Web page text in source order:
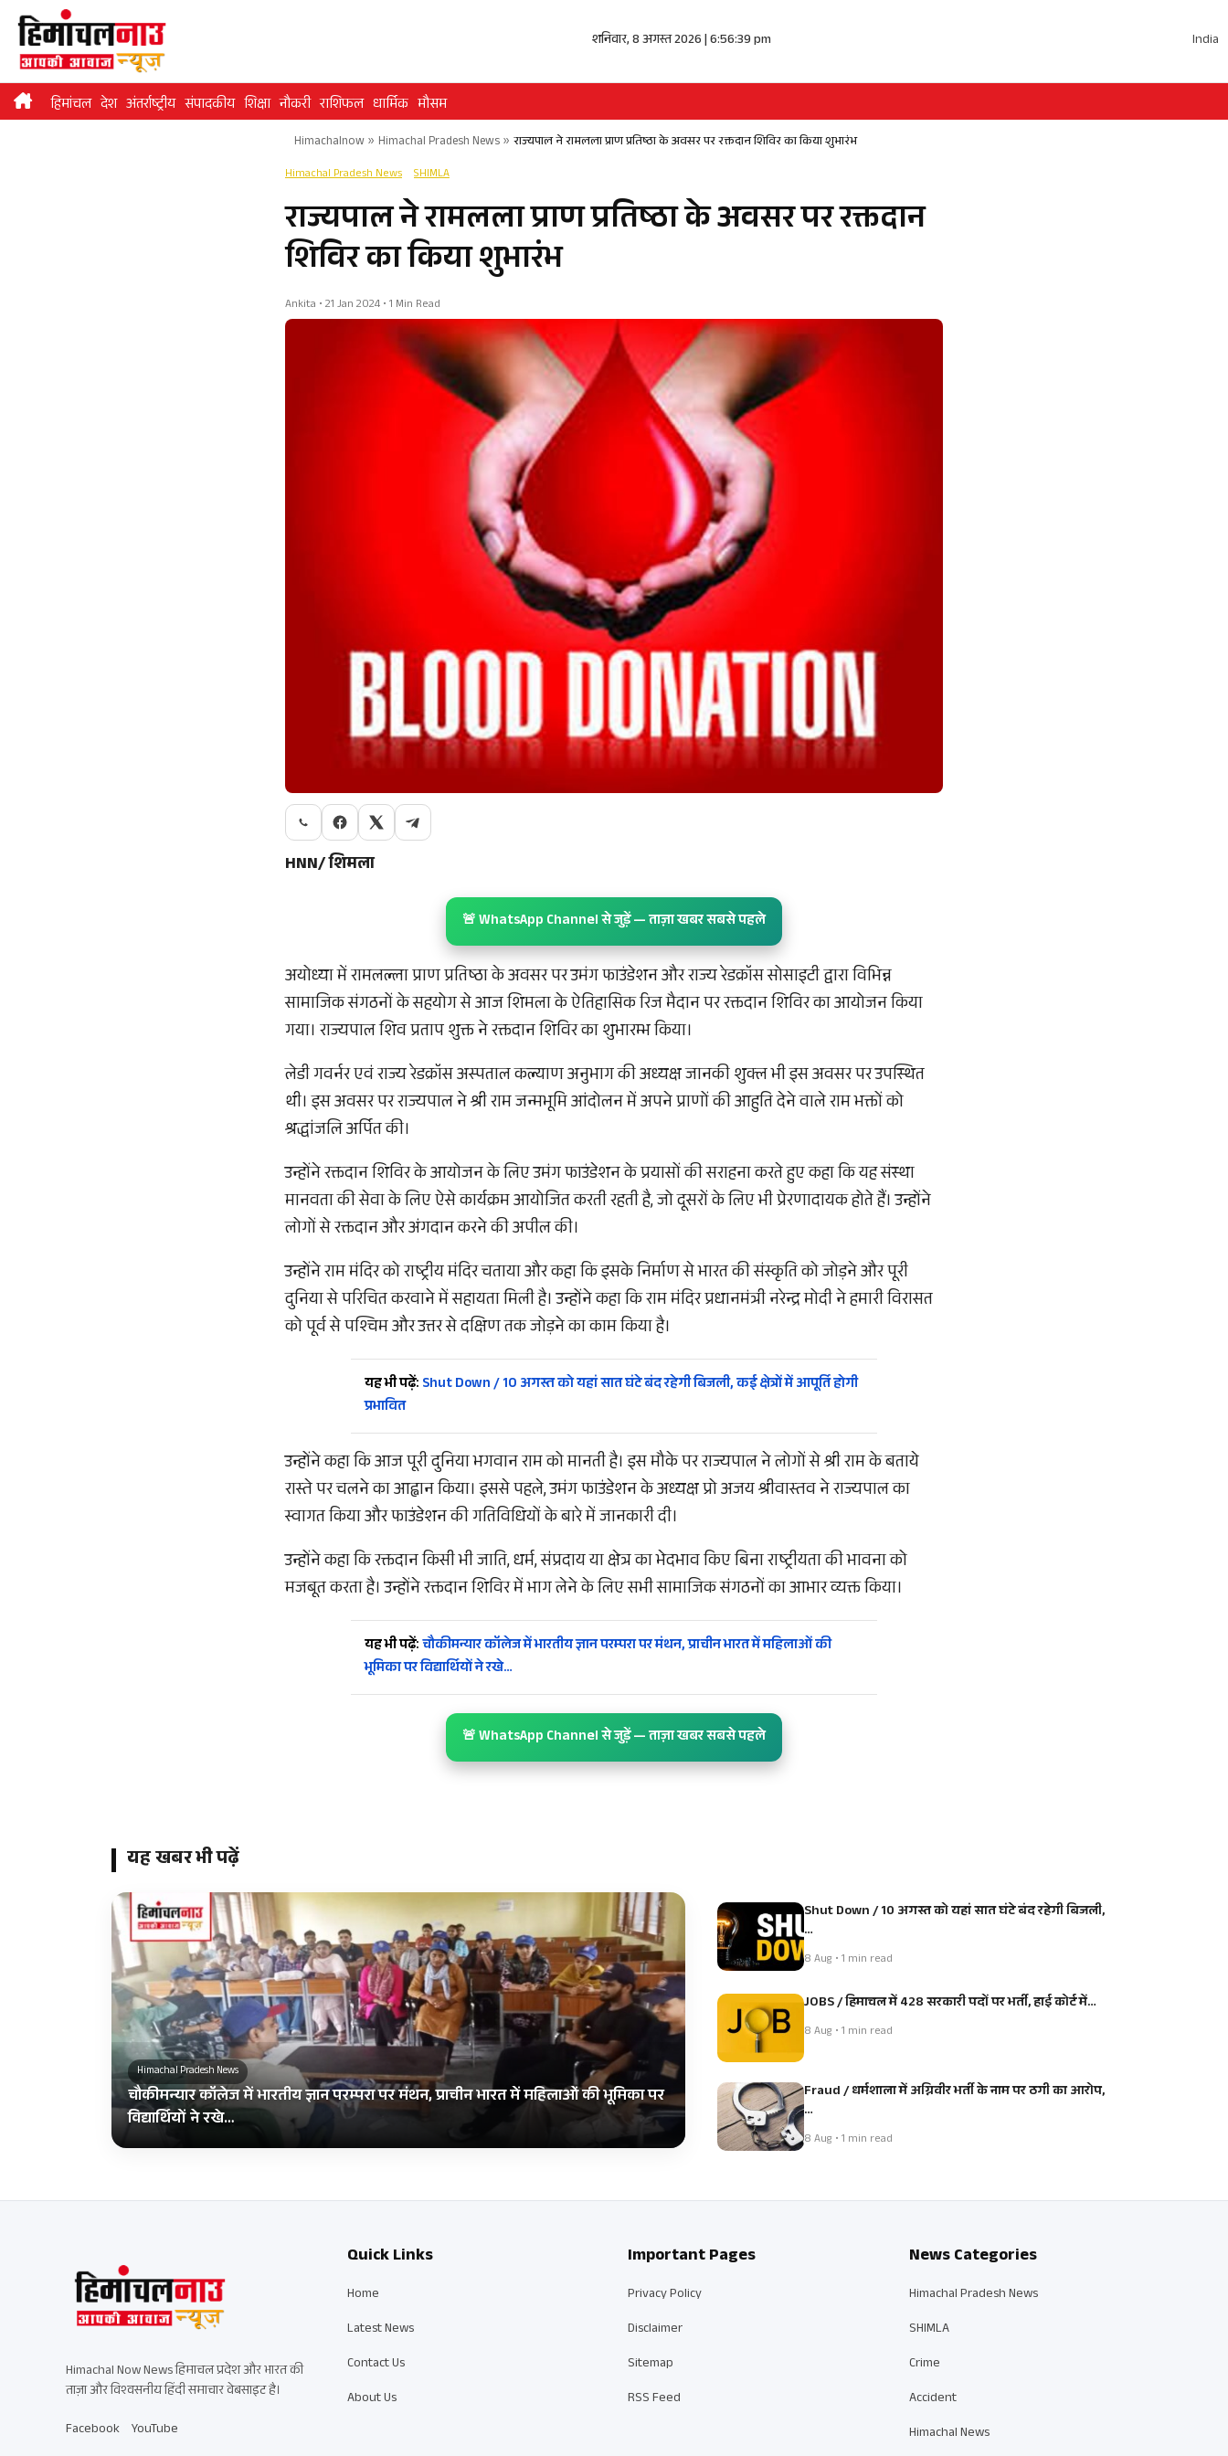
Skip
content
शनिवार, 8 अगस्त 2026 | 6:56:39 pm India
हिमांचल देश अंतर्राष्ट्रीय संपादकीय शिक्षा नौकरी राशिफल धार्मिक मौसम
Himachalnow» Himachal Pradesh News» राज्यपाल ने रामलला प्राण प्रतिष्ठा के अवसर पर रक्तदान शिविर का किया शुभारंभ
Himachal Pradesh News SHIMLA
राज्यपाल ने रामलला प्राण प्रतिष्ठा के अवसर पर रक्तदान
शिविर का किया शुभारंभ
Ankita • 21 Jan 2024 • 1 Min Read
HNN/ शिमला
🚨 WhatsApp Channel से जुड़ें — ताज़ा खबर सबसे पहले
अयोध्या में रामलल्ला प्राण प्रतिष्ठा के अवसर पर उमंग फाउंडेशन और राज्य रेडक्रॉस सोसाइटी द्वारा विभिन्न
सामाजिक संगठनों के सहयोग से आज शिमला के ऐतिहासिक रिज मैदान पर रक्तदान शिविर का आयोजन किया
गया। राज्यपाल शिव प्रताप शुक्त ने रक्तदान शिविर का शुभारम्भ किया।
लेडी गवर्नर एवं राज्य रेडक्रॉस अस्पताल कल्याण अनुभाग की अध्यक्ष जानकी शुक्ल भी इस अवसर पर उपस्थित
थी। इस अवसर पर राज्यपाल ने श्री राम जन्मभूमि आंदोलन में अपने प्राणों की आहुति देने वाले राम भक्तों को
श्रद्धांजलि अर्पित की।
उन्होंने रक्तदान शिविर के आयोजन के लिए उमंग फाउंडेशन के प्रयासों की सराहना करते हुए कहा कि यह संस्था
मानवता की सेवा के लिए ऐसे कार्यक्रम आयोजित करती रहती है, जो दूसरों के लिए भी प्रेरणादायक होते हैं। उन्होंने
लोगों से रक्तदान और अंगदान करने की अपील की।
उन्होंने राम मंदिर को राष्ट्रीय मंदिर चताया और कहा कि इसके निर्माण से भारत की संस्कृति को जोड़ने और पूरी
दुनिया से परिचित करवाने में सहायता मिली है। उन्होंने कहा कि राम मंदिर प्रधानमंत्री नरेन्द्र मोदी ने हमारी विरासत
को पूर्व से पश्चिम और उत्तर से दक्षिण तक जोड़ने का काम किया है।
यह भी पढ़ें: Shut Down / 10 अगस्त को यहां सात घंटे बंद रहेगी बिजली, कई क्षेत्रों में आपूर्ति होगी
प्रभावित
उन्होंने कहा कि आज पूरी दुनिया भगवान राम को मानती है। इस मौके पर राज्यपाल ने लोगों से श्री राम के बताये
रास्ते पर चलने का आह्वान किया। इससे पहले, उमंग फाउंडेशन के अध्यक्ष प्रो अजय श्रीवास्तव ने राज्यपाल का
स्वागत किया और फाउंडेशन की गतिविधियों के बारे में जानकारी दी।
उन्होंने कहा कि रक्तदान किसी भी जाति, धर्म, संप्रदाय या क्षेत्र का भेदभाव किए बिना राष्ट्रीयता की भावना को
मजबूत करता है। उन्होंने रक्तदान शिविर में भाग लेने के लिए सभी सामाजिक संगठनों का आभार व्यक्त किया।
यह भी पढ़ें:चौकीमन्यार कॉलेज में भारतीय ज्ञान परम्परा पर मंथन, प्राचीन भारत में महिलाओं की
भूमिका पर विद्यार्थियों ने रखे…
🚨 WhatsApp Channel से जुड़ें — ताज़ा खबर सबसे पहले
यह खबर भी पढ़ें
Himachal Pradesh News
चौकीमन्यार कॉलेज में भारतीय ज्ञान परम्परा पर मंथन, प्राचीन भारत में महिलाओं की भूमिका पर
विद्यार्थियों ने रखे…
Shut Down / 10 अगस्त को यहां सात घंटे बंद रहेगी बिजली,
…
8 Aug • 1 min read
JOBS / हिमाचल में 428 सरकारी पदों पर भर्ती, हाई कोर्ट में…
8 Aug • 1 min read
Fraud / धर्मशाला में अग्निवीर भर्ती के नाम पर ठगी का आरोप,
…
8 Aug • 1 min read
Himachal Now News हिमाचल प्रदेश और भारत की
ताज़ा और विश्वसनीय हिंदी समाचार वेबसाइट है।
Facebook YouTube
Quick Links
Home
Latest News
Contact Us
About Us
Important Pages
Privacy Policy
Disclaimer
Sitemap
RSS Feed
News Categories
Himachal Pradesh News
SHIMLA
Crime
Accident
Himachal News